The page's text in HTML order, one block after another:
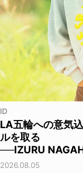
ID
LA五輪への意気
ルを取る
──IZURU
2026.08.05